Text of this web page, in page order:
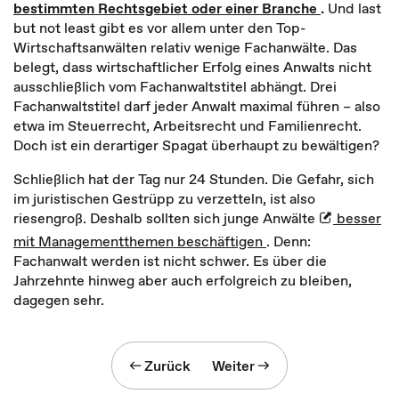
bestimmten Rechtsgebiet oder einer Branche . Und last
but not least gibt es vor allem unter den Top-
Wirtschaftsanwälten relativ wenige Fachanwälte. Das
belegt, dass wirtschaftlicher Erfolg eines Anwalts nicht
ausschließlich vom Fachanwaltstitel abhängt. Drei
Fachanwaltstitel darf jeder Anwalt maximal führen – also
etwa im Steuerrecht, Arbeitsrecht und Familienrecht.
Doch ist ein derartiger Spagat überhaupt zu bewältigen?
Schließlich hat der Tag nur 24 Stunden. Die Gefahr, sich
im juristischen Gestrüpp zu verzetteln, ist also
riesengroß. Deshalb sollten sich junge Anwälte
besser
mit Managementthemen beschäftigen . Denn:
Fachanwalt werden ist nicht schwer. Es über die
Jahrzehnte hinweg aber auch erfolgreich zu bleiben,
dagegen sehr.
Zurück Weiter